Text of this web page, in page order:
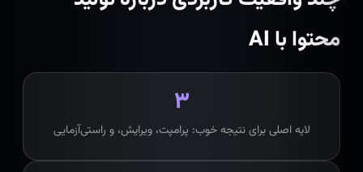
محتوا با AI
۳
لایه اصلی برای نتیجه خوب: پرامپت، ویرایش، و راستی‌آزمایی